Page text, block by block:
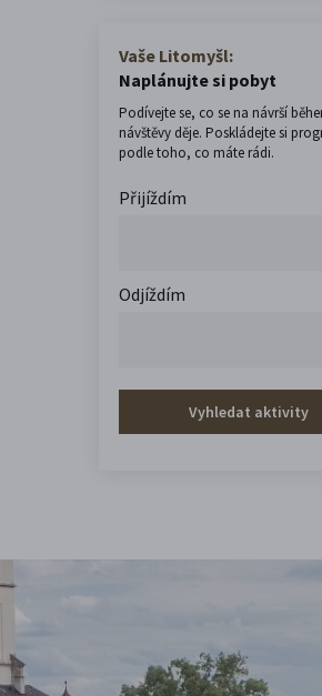
Vaše Litomyšl:
Naplánujte si pobyt
Podívejte se, co se na návrší
návštěvy děje. Poskládejte si
podle toho, co máte rádi.
Přijíždím
Odjíždím
Vyhledat aktivity